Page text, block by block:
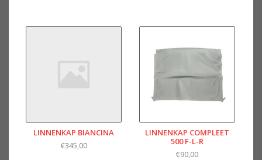
LINNENKAP BIANCINA
€345,00
LINNENKAP COMPLEET
500 F-L-R
€90,00